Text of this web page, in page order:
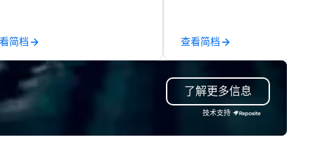
and fun. We offer a true
tour, a ghost tour with bar
for adults, a French Quarter
a Garden District tour, and a
friendly ghost tour for all
at uniquenola.com.
简档 查看简档
了解更多信息
技术支持